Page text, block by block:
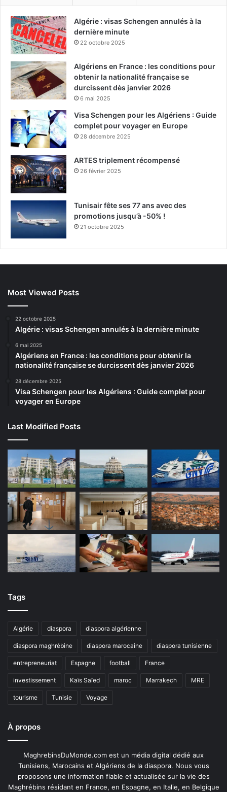
Algérie : visas Schengen annulés à la
dernière minute
22 octobre 2025
Algériens en France : les conditions pour
obtenir la nationalité française se
durcissent dès janvier 2026
6 mai 2025
Visa Schengen pour les Algériens : Guide
complet pour voyager en Europe
28 décembre 2025
ARTES triplement récompensé
26 février 2025
Tunisair fête ses 77 ans avec des
promotions jusqu’à -50% !
21 octobre 2025
Most Viewed Posts
22 octobre 2025
Algérie : visas Schengen annulés à la dernière minute
6 mai 2025
Algériens en France : les conditions pour obtenir la
nationalité française se durcissent dès janvier 2026
28 décembre 2025
Visa Schengen pour les Algériens : Guide complet pour
voyager en Europe
Last Modified Posts
Tags
Algérie diaspora diaspora algérienne
diaspora maghrébine diaspora marocaine diaspora tunisienne
entrepreneuriat Espagne football France
investissement Kaïs Saïed maroc Marrakech MRE
tourisme Tunisie Voyage
À propos
MaghrebinsDuMonde.com est un média digital dédié aux
Tunisiens, Marocains et Algériens de la diaspora. Nous vous
proposons une information fiable et actualisée sur la vie des
Maghrébins résidant en France, en Espagne, en Italie, en Belgique